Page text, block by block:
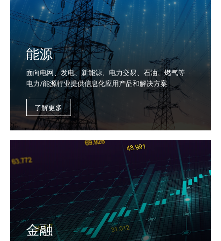
能源
面向电网、发电、新能源、电力交易、石油、燃气等
电力/能源行业提供信息化应用产品和解决方案
了解更多
金融